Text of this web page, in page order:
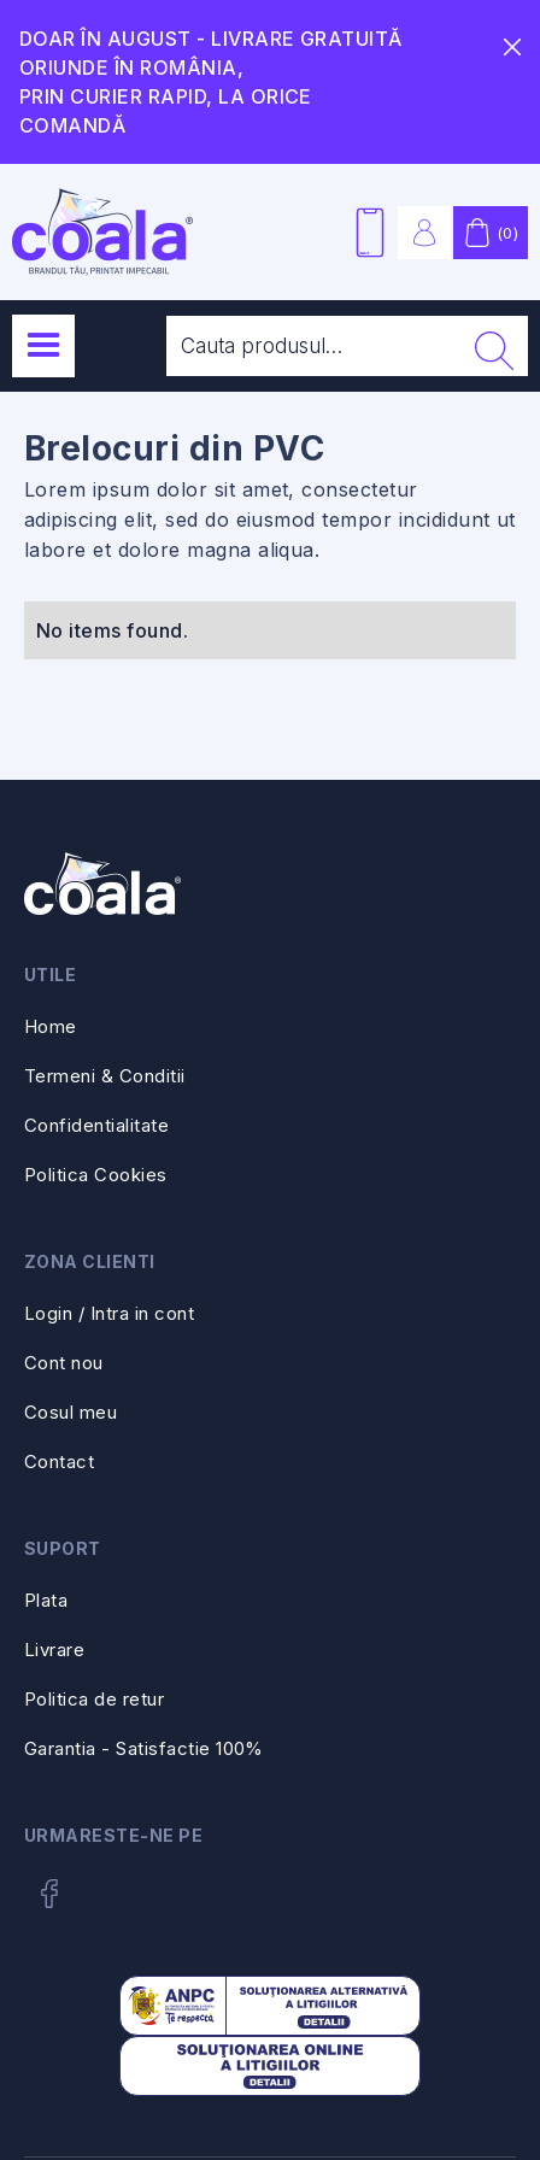
DOAR ÎN AUGUST - LIVRARE GRATUITĂ
ORIUNDE ÎN ROMÂNIA,
PRIN CURIER RAPID, LA ORICE
COMANDĂ
(0)
Brelocuri din PVC
Lorem ipsum dolor sit amet, consectetur
adipiscing elit, sed do eiusmod tempor incididunt ut
labore et dolore magna aliqua.
No items found.
UTILE
Home
Termeni & Conditii
Confidentialitate
Politica Cookies
ZONA CLIENTI
Login / Intra in cont
Cont nou
Cosul meu
Contact
SUPORT
Plata
Livrare
Politica de retur
Garantia - Satisfactie 100%
URMARESTE-NE PE